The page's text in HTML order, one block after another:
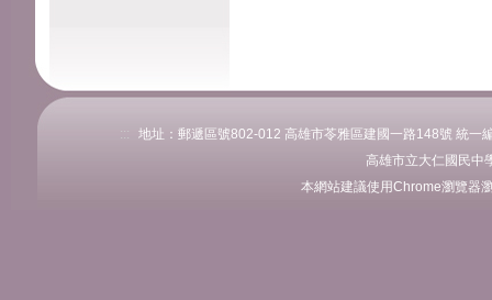
:::
地址：郵遞區號802-012 高雄市苓雅區建國一路148號 統
高雄市立大仁國民中
本網站建議使用Chrome瀏覽器